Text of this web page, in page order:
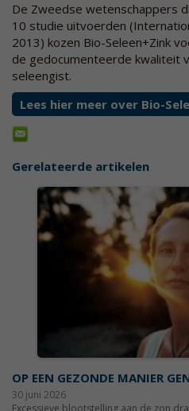
De Zweedse wetenschappers
10 studie uitvoerden
2013) kozen Bio-Seleen+Zink
de gedocumenteerde kwaliteit
seleengist.
Lees hier meer over Bio-
Gerelateerde artikelen
OP EEN GEZONDE MANIER
30 juni 2026